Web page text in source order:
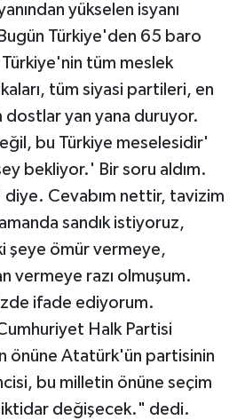
yükselen isyanı
Türkiye'den 65 baro
tüm meslek
tüm siyasi partileri, en
dostlar yan yana duruyor.
bu Türkiye meselesidir'
bekliyor.' Bir soru aldım.
diye. Cevabım nettir, tavizim
sandık istiyoruz,
şeye ömür vermeye,
vermeye razı olmuşum.
ifade ediyorum.
Halk Partisi
önüne Atatürk'ün partisinin
bu milletin önüne seçim
iktidar değişecek." dedi.